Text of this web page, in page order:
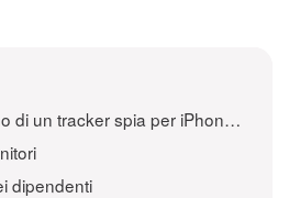
un tracker spia per iPhone?
dipendenti